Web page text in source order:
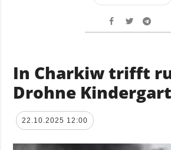
In Charkiw trifft
Drohne
22.10.2025 12:00